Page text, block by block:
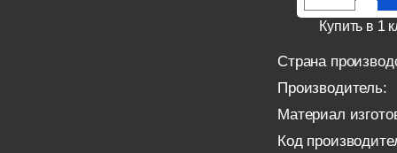
Купить в 1
Страна
Производитель:
Материал
Код